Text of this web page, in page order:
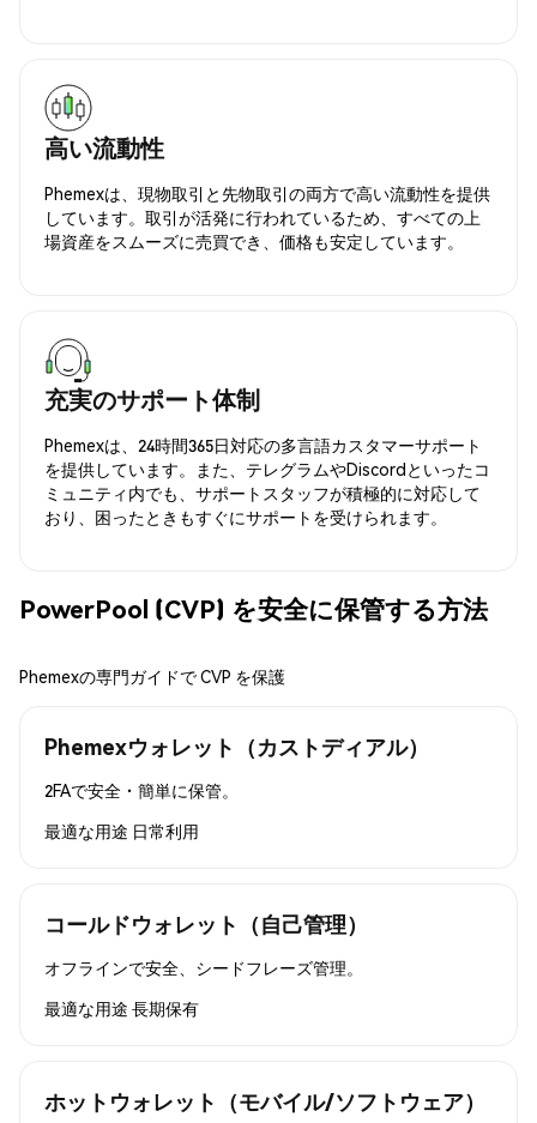
高い流動性
Phemexは、現物取引と先物取引の両方で高い流動性を提供
しています。取引が活発に行われているため、すべての上
場資産をスムーズに売買でき、価格も安定しています。
充実のサポート体制
Phemexは、24時間365日対応の多言語カスタマーサポート
を提供しています。また、テレグラムやDiscordといったコ
ミュニティ内でも、サポートスタッフが積極的に対応して
おり、困ったときもすぐにサポートを受けられます。
PowerPool (CVP) を安全に保管する方法
Phemexの専門ガイドで CVP を保護
Phemexウォレット（カストディアル）
2FAで安全・簡単に保管。
最適な用途 日常利用
コールドウォレット（自己管理）
オフラインで安全、シードフレーズ管理。
最適な用途 長期保有
ホットウォレット（モバイル/ソフトウェア）